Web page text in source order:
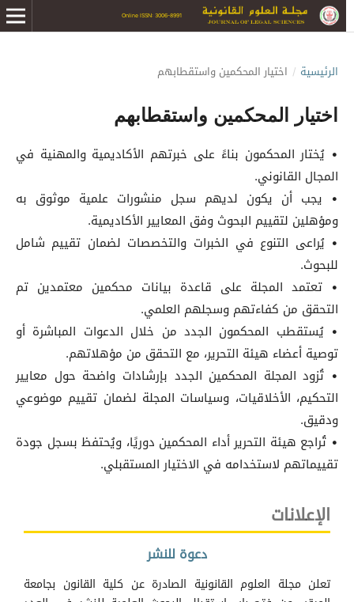
Online ISSN: 3006-8991
الرئيسية / اختيار المحكمين واستقطابهم
اختيار المحكمين واستقطابهم
• يُختار المحكمون بناءً على خبرتهم الأكاديمية والمهنية في
المجال القانوني.
• يجب أن يكون لديهم سجل منشورات علمية موثوق به
ومؤهلين لتقييم البحوث وفق المعايير الأكاديمية.
• يُراعى التنوع في الخبرات والتخصصات لضمان تقييم شامل
للبحوث.
• تعتمد المجلة على قاعدة بيانات محكمين معتمدين تم
التحقق من كفاءتهم وسجلهم العلمي.
• يُستقطب المحكمون الجدد من خلال الدعوات المباشرة أو
توصية أعضاء هيئة التحرير، مع التحقق من مؤهلاتهم.
• تُزود المجلة المحكمين الجدد بإرشادات واضحة حول معايير
التحكيم، الأخلاقيات، وسياسات المجلة لضمان تقييم موضوعي
ودقيق.
• تُراجع هيئة التحرير أداء المحكمين دوريًا، ويُحتفظ بسجل جودة
تقييماتهم لاستخدامه في الاختيار المستقبلي.
الإعلانات
دعوة للنشر
تعلن مجلة العلوم القانونية الصادرة عن كلية القانون بجامعة